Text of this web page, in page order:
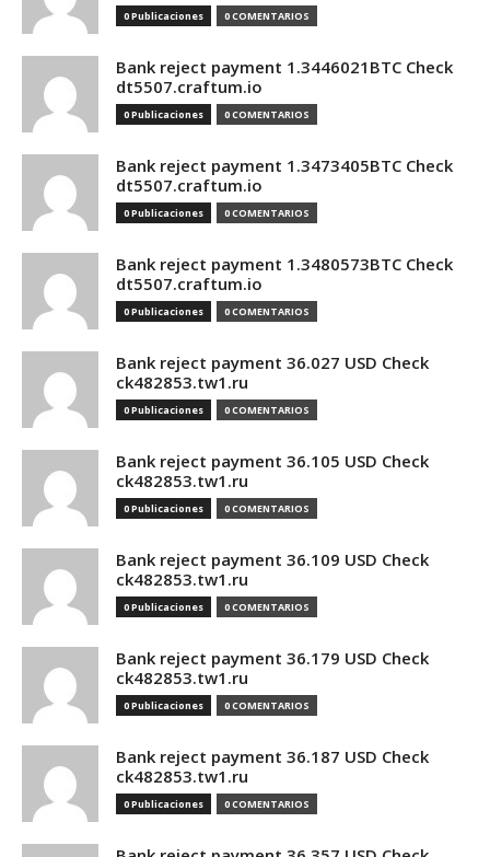
0 Publicaciones 0 COMENTARIOS
Bank reject payment 1.3446021BTC Check
dt5507.craftum.io
0 Publicaciones 0 COMENTARIOS
Bank reject payment 1.3473405BTC Check
dt5507.craftum.io
0 Publicaciones 0 COMENTARIOS
Bank reject payment 1.3480573BTC Check
dt5507.craftum.io
0 Publicaciones 0 COMENTARIOS
Bank reject payment 36.027 USD Check
ck482853.tw1.ru
0 Publicaciones 0 COMENTARIOS
Bank reject payment 36.105 USD Check
ck482853.tw1.ru
0 Publicaciones 0 COMENTARIOS
Bank reject payment 36.109 USD Check
ck482853.tw1.ru
0 Publicaciones 0 COMENTARIOS
Bank reject payment 36.179 USD Check
ck482853.tw1.ru
0 Publicaciones 0 COMENTARIOS
Bank reject payment 36.187 USD Check
ck482853.tw1.ru
0 Publicaciones 0 COMENTARIOS